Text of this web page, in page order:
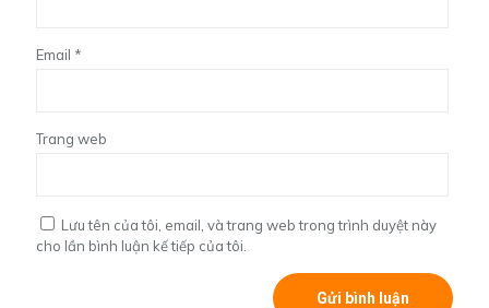
Email *
Trang web
Lưu tên của tôi, email, và trang web trong trình duyệt này
cho lần bình luận kế tiếp của tôi.